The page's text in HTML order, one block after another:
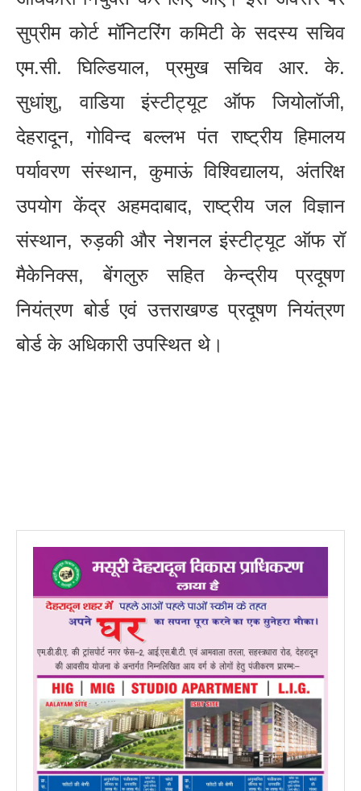
सुप्रीम कोर्ट मॉनिटरिंग कमिटी के सदस्य सचिव
एम.सी. घिल्डियाल, प्रमुख सचिव आर. के.
सुधांशु, वाडिया इंस्टीट्यूट ऑफ जियोलॉजी,
देहरादून, गोविन्द बल्लभ पंत राष्ट्रीय हिमालय
पर्यावरण संस्थान, कुमाऊं विश्विद्यालय, अंतरिक्ष
उपयोग केंद्र अहमदाबाद, राष्ट्रीय जल विज्ञान
संस्थान, रुड़की और नेशनल इंस्टीट्यूट ऑफ रॉ
मैकेनिक्स, बेंगलुरु सहित केन्द्रीय प्रदूषण
नियंत्रण बोर्ड एवं उत्तराखण्ड प्रदूषण नियंत्रण
बोर्ड के अधिकारी उपस्थित थे।